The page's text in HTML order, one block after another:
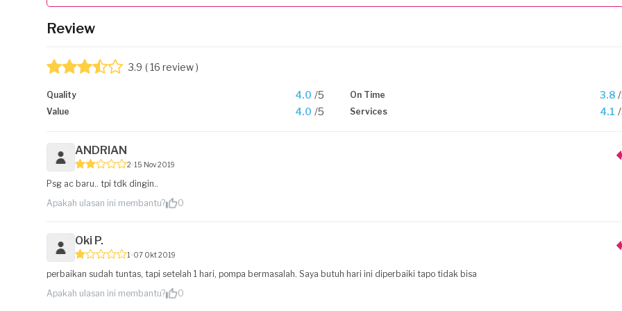
Review
3.9 ( 16 review )
Quality 4.0 /5 On Time 3.8
Value 4.0 /5 Services 4.1
ANDRIAN
2 15 Nov 2019
Psg ac baru.. tpi tdk dingin..
Apakah ulasan ini membantu?
0
Oki P.
1 07 Okt 2019
perbaikan sudah tuntas, tapi setelah 1 hari, pompa bermasalah. Saya butuh hari ini diperbaiki tapo tidak bisa
Apakah ulasan ini membantu?
0